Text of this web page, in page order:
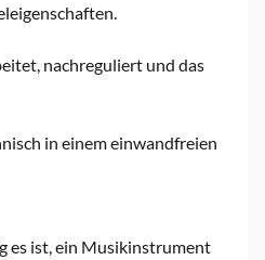
nachreguliert und das
in einem einwandfreien
es ist, ein Musikinstrument